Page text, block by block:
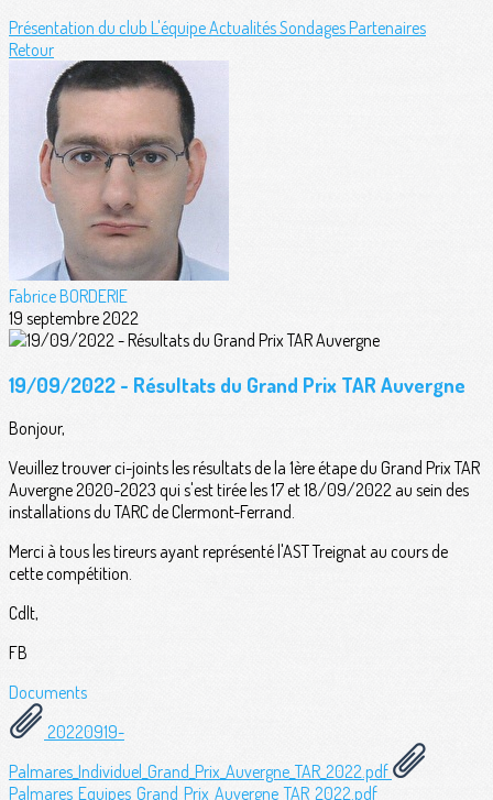
Présentation du club L'équipeActualitésSondagesPartenaires
Retour
Fabrice BORDERIE
19 septembre 2022
19/09/2022 - Résultats du Grand Prix TAR Auvergne
Bonjour,
Veuillez trouver ci-joints les résultats de la 1ère étape du Grand Prix TAR
Auvergne 2020-2023 qui s'est tirée les 17 et 18/09/2022 au sein des
installations du TARC de Clermont-Ferrand.
Merci à tous les tireurs ayant représenté l'AST Treignat au cours de
cette compétition.
Cdlt,
FB
Documents
20220919-
Palmares_Individuel_Grand_Prix_Auvergne_TAR_2022.pdf
Palmares_Equipes_Grand_Prix_Auvergne_TAR_2022.pdf